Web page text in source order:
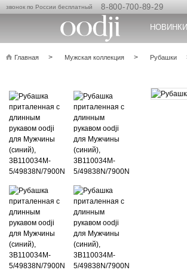
звонок по России бесплатный 8-800-700-89-29
НОВИНКИ
Главная Мужская коллекция Рубашки